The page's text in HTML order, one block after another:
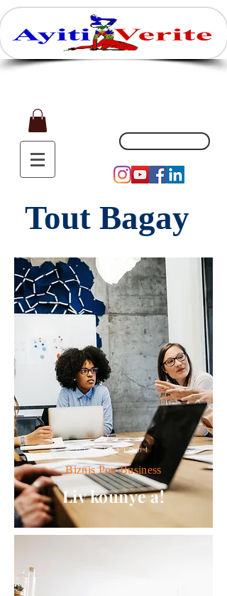
Tout Bagay
Biz Insight
Biznis Pou Business
Liv kounye a!